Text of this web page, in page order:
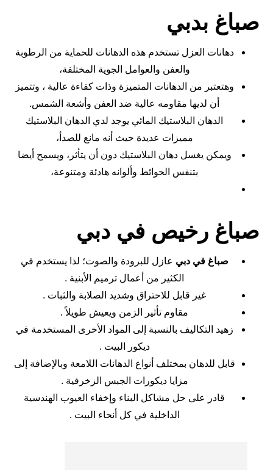
صباغ بدبي
دهانات العزل تستخدم هذه الدهانات للحماية من الرطوبة
والعفن والعوامل الجوية المختلفة،
وهتعتبر من الدهانات المتميزة وذات كفاءة عالية ، وتتميز
أن لديها مقاومه عالية ضد العفن وأشعة الشمس.
الدهان البلاستيك المائي يوجد لدي الدهان البلاستيك
مميزات عديدة حيث أنه مانع للصدأ،
ويمكن يغسل دهان البلاستيك دون أن يتأثر، ويسمح أيضا
بتنفس الحوائط وألوانه هادئة ومتنوعة،
صباغ رخيص في دبي
صباغ في دبي عازل للبرودة والصوت؛ لذا يستخدم في
الكثير من أعمال ترميم الأبنية .
غير قابل للاحتراق وشديد الصلابة والثبات .
مقاوم تأثير الزمن ويعيش طويلاً .
زهيد التكاليف بالنسبة إلى المواد الأخرى المستخدمة في
ديكور البيت .
قابل للدهان بمختلف أنواع الدهانات اللامعة وبالإضافة إلى
مزايا ديكورات الجبس الزخرفية .
قادر على حل مشاكل البناء وإخفاء العيوب الهندسية
الداخلية في كل أنحاء البيت .